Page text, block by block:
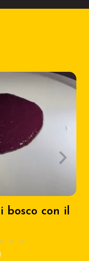
con il